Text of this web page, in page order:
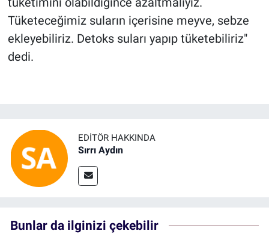
Tüketeceğimiz suların içerisine meyve, sebze
ekleyebiliriz. Detoks suları yapıp tüketebiliriz"
dedi.
EDITÖR HAKKINDA
Sırrı Aydın
Bunlar da ilginizi çekebilir